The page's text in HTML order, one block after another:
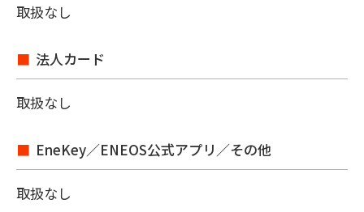
取扱なし
法人カード
取扱なし
EneKey／ENEOS公式アプリ／その他
取扱なし